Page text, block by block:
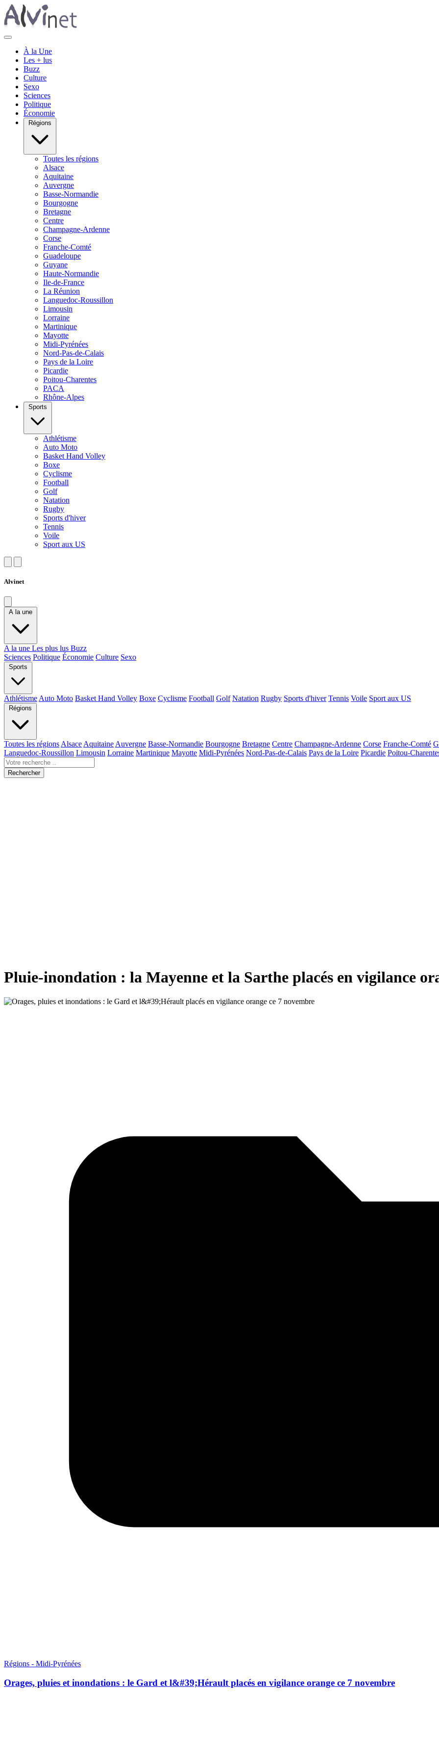
À la Une
Les + lus
Buzz
Culture
Sexo
Sciences
Politique
Économie
Régions
Toutes les régions
Alsace
Aquitaine
Auvergne
Basse-Normandie
Bourgogne
Bretagne
Centre
Champagne-Ardenne
Corse
Franche-Comté
Guadeloupe
Guyane
Haute-Normandie
Ile-de-France
La Réunion
Languedoc-Roussillon
Limousin
Lorraine
Martinique
Mayotte
Midi-Pyrénées
Nord-Pas-de-Calais
Pays de la Loire
Picardie
Poitou-Charentes
PACA
Rhône-Alpes
Sports
Athlétisme
Auto Moto
Basket Hand Volley
Boxe
Cyclisme
Football
Golf
Natation
Rugby
Sports d'hiver
Tennis
Voile
Sport aux US
Alvinet
A la une
A la une Les plus lus Buzz
Sciences Politique Économie Culture Sexo
Sports
Athlétisme Auto Moto Basket Hand Volley Boxe Cyclisme Football Golf Natation Rugby Sports d'hiver Tennis Voile Sport aux US
Régions
Toutes les régions Alsace Aquitaine Auvergne Basse-Normandie Bourgogne Bretagne Centre Champagne-Ardenne Corse Franche-Comté
Languedoc-Roussillon Limousin Lorraine Martinique Mayotte Midi-Pyrénées Nord-Pas-de-Calais Pays de la Loire Picardie Poitou-
Rechercher
Pluie-inondation : la Mayenne et la Sarthe placés en vigilance
Régions - Midi-Pyrénées
Orages, pluies et inondations : le Gard et l&#39;Hérault placés en vigilance orange ce 7 novembre